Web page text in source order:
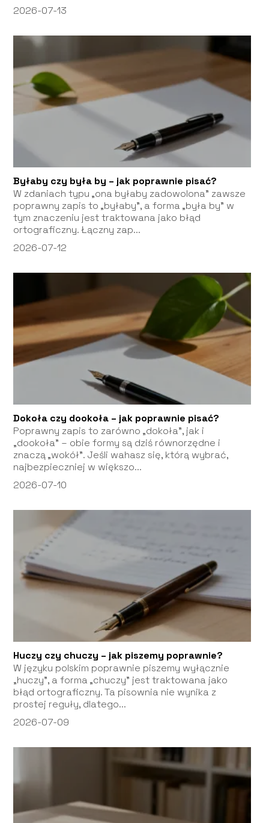
2026-07-13
Byłaby czy była by – jak poprawnie pisać?
W zdaniach typu „ona byłaby zadowolona” zawsze
poprawny zapis to „byłaby”, a forma „była by” w
tym znaczeniu jest traktowana jako błąd
ortograficzny. Łączny zap...
2026-07-12
Dokoła czy dookoła – jak poprawnie pisać?
Poprawny zapis to zarówno „dokoła”, jak i
„dookoła” – obie formy są dziś równorzędne i
znaczą „wokół”. Jeśli wahasz się, którą wybrać,
najbezpieczniej w większo...
2026-07-10
Huczy czy chuczy – jak piszemy poprawnie?
W języku polskim poprawnie piszemy wyłącznie
„huczy”, a forma „chuczy” jest traktowana jako
błąd ortograficzny. Ta pisownia nie wynika z
prostej reguły, dlatego...
2026-07-09